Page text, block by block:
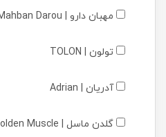
مهبان دارو | Mahban Darou
تولون | TOLON
آدریان | Adrian
گلدن ماسل | Golden Muscle